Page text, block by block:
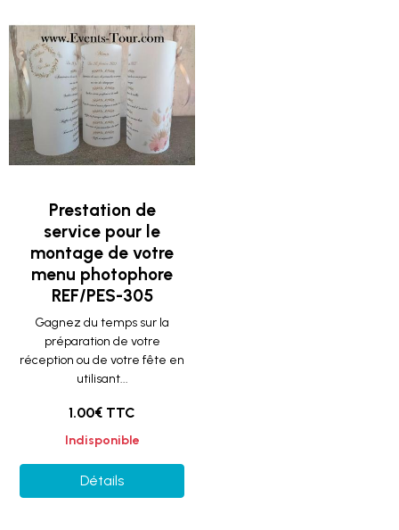
Prestation de
service pour le
montage de votre
menu photophore
REF/PES-305
Gagnez du temps sur la
préparation de votre
réception ou de votre fête en
utilisant...
1.00€ TTC
Indisponible
Détails